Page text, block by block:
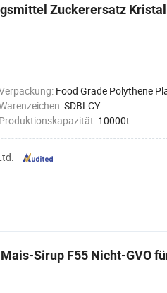
Zuckerersatz
Food Grade Polythene Plastic Bag and
SDBLCY
Produktionskapazität: 10000t
Sirup F55 Nicht-GVO